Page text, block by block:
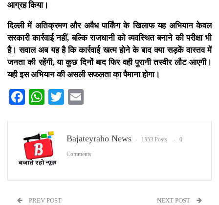
आग्रह किया।
दिल्ली में अतिक्रमण और अवैध पार्किंग के खिलाफ यह अभियान केवल
सरकारी कार्रवाई नहीं, बल्कि राजधानी को व्यवस्थित बनाने की परीक्षा भी
है। सवाल अब यह है कि कार्रवाई खत्म होने के बाद क्या सड़कें वास्तव में
जनता की रहेंगी, या कुछ दिनों बाद फिर वही पुरानी तस्वीर लौट आएगी।
यही इस अभियान की असली सफलता का पैमाना होगा।
Facebook
WhatsApp
Twitter
Bajateyraho News 1553 Posts 0
Comments
PREV POST NEXT POST